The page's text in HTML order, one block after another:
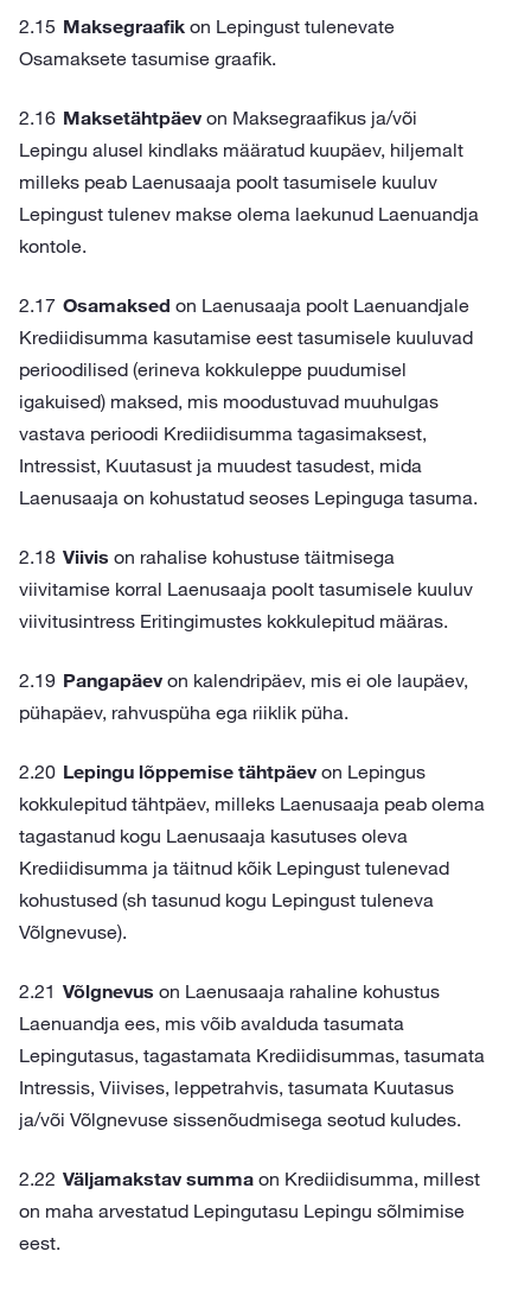
Maksegraafik on Lepingust tulenevate
Osamaksete tasumise graafik.
Maksetähtpäev on Maksegraafikus ja/või
Lepingu alusel kindlaks määratud kuupäev, hiljemalt
milleks peab Laenusaaja poolt tasumisele kuuluv
Lepingust tulenev makse olema laekunud Laenuandja
kontole.
Osamaksed on Laenusaaja poolt Laenuandjale
Krediidisumma kasutamise eest tasumisele kuuluvad
perioodilised (erineva kokkuleppe puudumisel
igakuised) maksed, mis moodustuvad muuhulgas
vastava perioodi Krediidisumma tagasimaksest,
Intressist, Kuutasust ja muudest tasudest, mida
Laenusaaja on kohustatud seoses Lepinguga tasuma.
Viivis on rahalise kohustuse täitmisega
viivitamise korral Laenusaaja poolt tasumisele kuuluv
viivitusintress Eritingimustes kokkulepitud määras.
Pangapäev on kalendripäev, mis ei ole laupäev,
pühapäev, rahvuspüha ega riiklik püha.
Lepingu lõppemise tähtpäev on Lepingus
kokkulepitud tähtpäev, milleks Laenusaaja peab olema
tagastanud kogu Laenusaaja kasutuses oleva
Krediidisumma ja täitnud kõik Lepingust tulenevad
kohustused (sh tasunud kogu Lepingust tuleneva
Võlgnevuse).
Võlgnevus on Laenusaaja rahaline kohustus
Laenuandja ees, mis võib avalduda tasumata
Lepingutasus, tagastamata Krediidisummas, tasumata
Intressis, Viivises, leppetrahvis, tasumata Kuutasus
ja/või Võlgnevuse sissenõudmisega seotud kuludes.
Väljamakstav summa on Krediidisumma, millest
on maha arvestatud Lepingutasu Lepingu sõlmimise
eest.